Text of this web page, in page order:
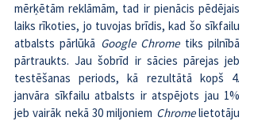
mērķētām reklāmām, tad ir pienācis pēdējais
laiks rīkoties, jo tuvojas brīdis, kad šo sīkfailu
atbalsts pārlūkā Google Chrome tiks pilnībā
pārtraukts. Jau šobrīd ir sācies pārejas jeb
testēšanas periods, kā rezultātā kopš 4.
janvāra sīkfailu atbalsts ir atspējots jau 1%
jeb vairāk nekā 30 miljoniem Chrome lietotāju